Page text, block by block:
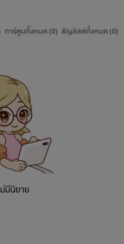
การ์ตูนทั้งหมด (0) ธัญลิสต์ทั้งหมด (0)
มีนิยาย